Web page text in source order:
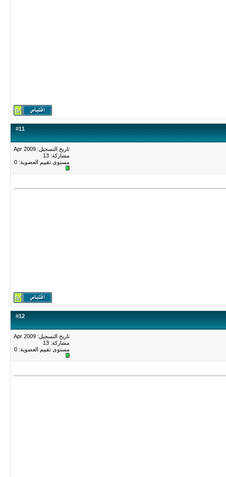
#11
تاريخ التسجيل: Apr 2009
مشاركة: 13
مستوى تقييم العضوية: 0
#12
تاريخ التسجيل: Apr 2009
مشاركة: 13
مستوى تقييم العضوية: 0